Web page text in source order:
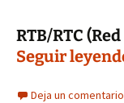
RTB/RTC (Red
Seguir
Deja un comentario